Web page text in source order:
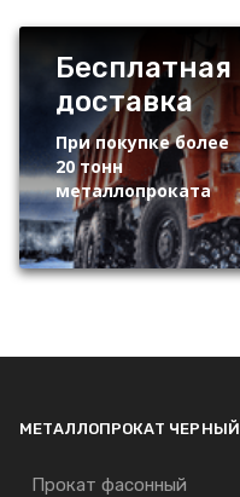
Бесплатная
доставка
При покупке более
20 тонн
металлопроката
МЕТАЛЛОПРОКАТ ЧЕРНЫЙ
Прокат фасонный